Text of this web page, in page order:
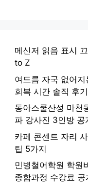
메신저 읽음 표시
to Z
여드름 자국 없어
회복 시간 솔직 후기
동아스쿨산성 마천
파 강사진 3인방 공
카페 콘센트 자리
팁 5가지
민병철어학원 학원
종합과정 수강료 공